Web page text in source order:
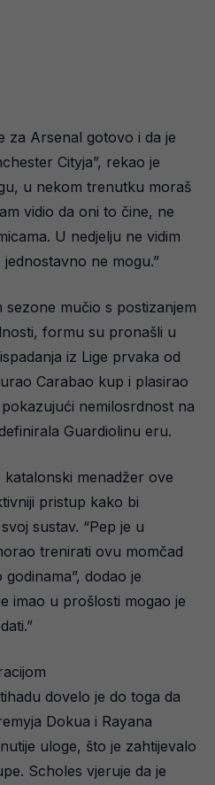
za Arsenal gotovo i da je
Cityja”, rekao je
u nekom trenutku moraš
vidio da oni to čine, ne
U nedjelju ne vidim
ne mogu.”
sezone mučio s postizanjem
formu su pronašli u
iz Lige prvaka od
Carabao kup i plasirao
nemilosrdnost na
Guardiolinu eru.
katalonski menadžer ove
pristup kako bi
sustav. “Pep je u
trenirati ovu momčad
dodao je
imao u prošlosti mogao je
dovelo je do toga da
Dokua i Rayana
uloge, što je zahtijevalo
Scholes vjeruje da je